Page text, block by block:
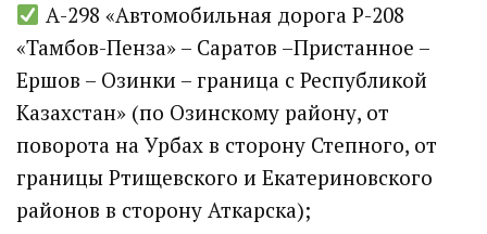
А-298 «Автомобильная дорога Р-208
«Тамбов-Пенза» – Саратов –Пристанное –
Ершов – Озинки – граница с Республикой
Казахстан» (по Озинскому району, от
поворота на Урбах в сторону Степного, от
границы Ртищевского и Екатериновского
районов в сторону Аткарска);